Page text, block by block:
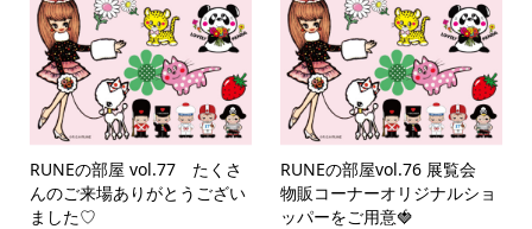
RUNEの部屋 vol.77 たくさ
んのご来場ありがとうござい
ました♡
RUNEの部屋vol.76 展覧会
物販コーナーオリジナルショ
ッパーをご用意🍓